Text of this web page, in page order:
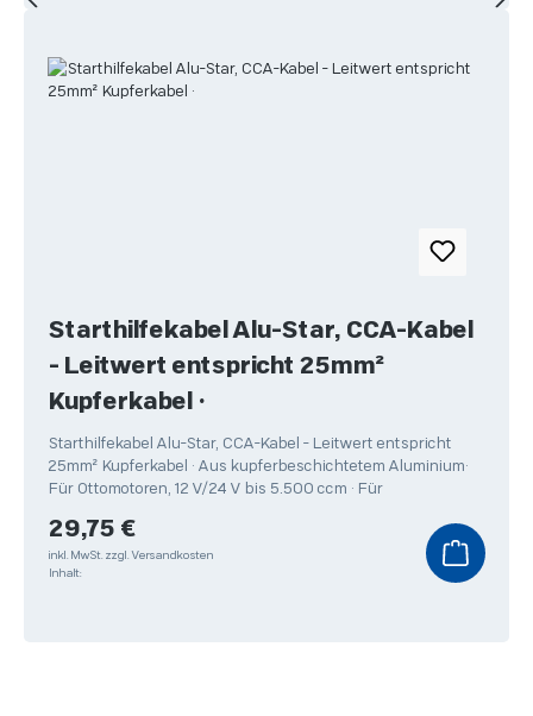
Starthilfekabel Alu-Star, CCA-Kabel
- Leitwert entspricht 25mm²
Kupferkabel •
Starthilfekabel Alu-Star, CCA-Kabel - Leitwert entspricht
25mm² Kupferkabel • Aus kupferbeschichtetem Aluminium•
Für Ottomotoren, 12 V/24 V bis 5.500 ccm • Für
Regulärer Preis:
29,75 €
inkl. MwSt. zzgl. Versandkosten
Inhalt: